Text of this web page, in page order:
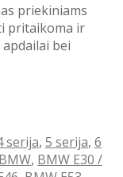
priekiniams
pritaikoma ir
bei
serija, 5 serija, 6
BMW, BMW E30 /